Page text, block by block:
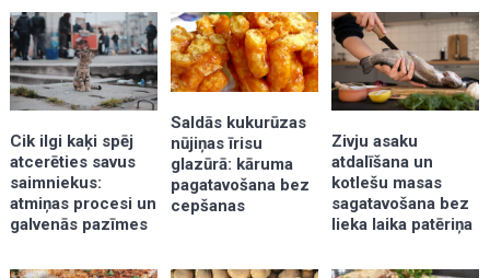
Cik ilgi kaķi spēj
atcerēties savus
saimniekus:
atmiņas procesi un
galvenās pazīmes
Saldās kukurūzas
nūjiņas īrisu
glazūrā: kāruma
pagatavošana bez
cepšanas
Zivju asaku
atdalīšana un
kotlešu masas
sagatavošana bez
lieka laika patēriņa